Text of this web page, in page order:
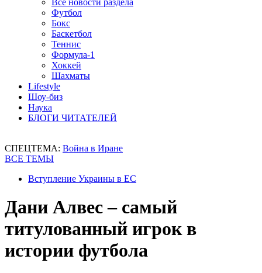
Все новости раздела
Футбол
Бокс
Баскетбол
Теннис
Формула-1
Хоккей
Шахматы
Lifestyle
Шоу-биз
Наука
БЛОГИ ЧИТАТЕЛЕЙ
СПЕЦТЕМА: Война в Иране
ВСЕ ТЕМЫ
Вступление Украины в ЕС
Дани Алвес – самый
титулованный игрок в
истории футбола